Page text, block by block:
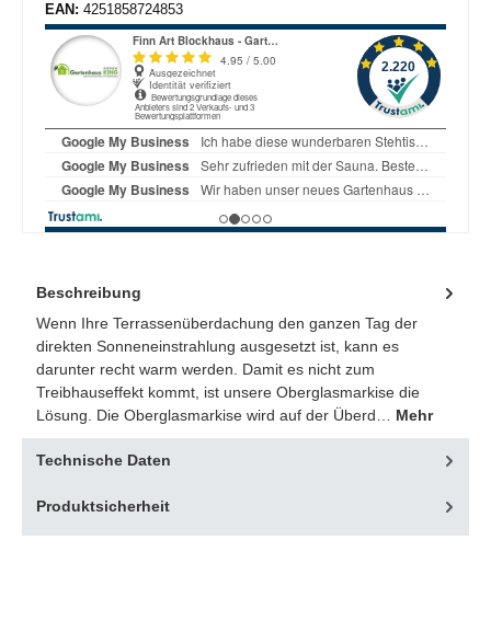
EAN: 4251858724853
Beschreibung
Wenn Ihre Terrassenüberdachung den ganzen Tag der
direkten Sonneneinstrahlung ausgesetzt ist, kann es
darunter recht warm werden. Damit es nicht zum
Treibhauseffekt kommt, ist unsere Oberglasmarkise die
Lösung. Die Oberglasmarkise wird auf der Überd… Mehr
Technische Daten
Produktsicherheit